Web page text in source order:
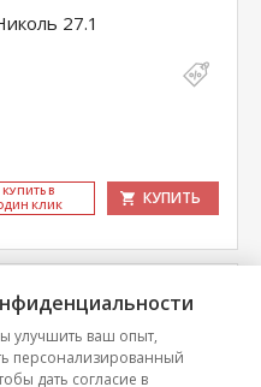
27.1
КУ­ПИТЬ В
КЛИК
КУПИТЬ
улучшить ваш опыт,
персонализированный
дать согласие в